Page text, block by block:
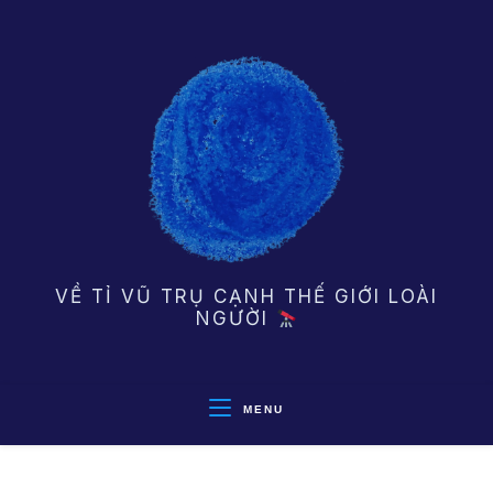
VỀ TỈ VŨ TRỤ CẠNH THẾ GIỚI LOÀI
NGƯỜI
MENU